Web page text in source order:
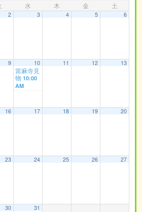
水 木 金 土
2 3 4 5 6
9 10
當麻寺見
物10:00
AM
11 12 13
16 17 18 19 20
23 24 25 26 27
30 31